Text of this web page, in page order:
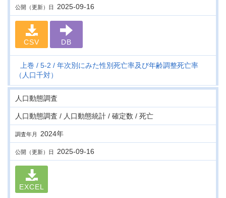
公開（更新）日 2025-09-16
CSV DB
上巻 5-2
年次別にみた性別死亡率及び年齢調整死亡率
（人口千対）
人口動態調査
人口動態調査 / 人口動態統計 / 確定数 / 死亡
調査年月 2024年
公開（更新）日 2025-09-16
EXCEL